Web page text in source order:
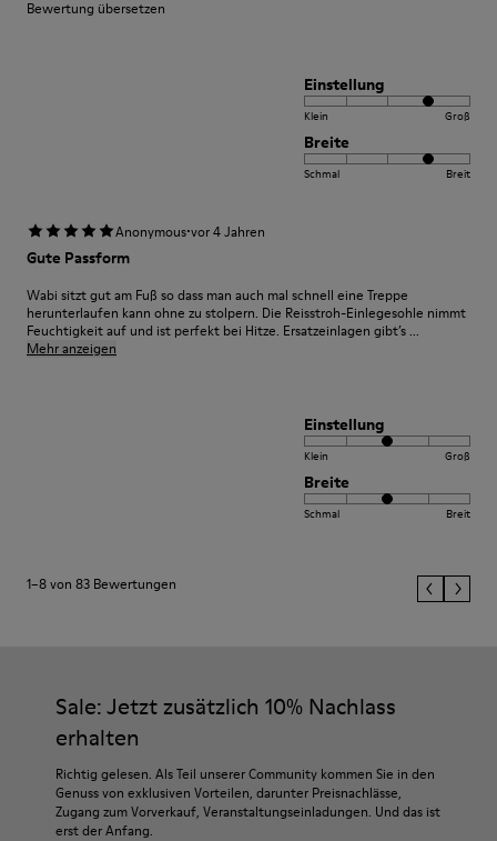
Bewertung übersetzen
Einstellung
Klein Groß
Breite
Schmal Breit
Anonymous·vor 4 Jahren
Gute Passform
Wabi sitzt gut am Fuß so dass man auch mal schnell eine Treppe
herunterlaufen kann ohne zu stolpern. Die Reisstroh-Einlegesohle nimmt
Feuchtigkeit auf und ist perfekt bei Hitze. Ersatzeinlagen gibt’s ...
Mehr anzeigen
Einstellung
Klein Groß
Breite
Schmal Breit
1–8 von 83 Bewertungen
Sale: Jetzt zusätzlich 10% Nachlass
erhalten
Richtig gelesen. Als Teil unserer Community kommen Sie in den
Genuss von exklusiven Vorteilen, darunter Preisnachlässe,
Zugang zum Vorverkauf, Veranstaltungseinladungen. Und das ist
erst der Anfang.